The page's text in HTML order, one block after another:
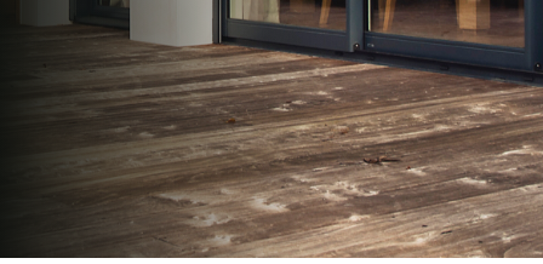
07 83 35 69 17
MON DEVIS MOTEUR
Voir tous nos produits